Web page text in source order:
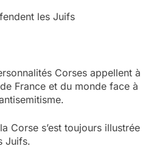
les Juifs
Corses appellent à
France et du monde face à
Corse s’est toujours illustrée
Juifs.